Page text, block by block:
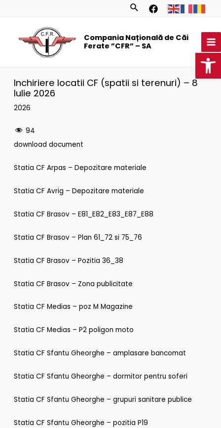
Search
Compania Națională de Căi
Ferate ”CFR” – SA
Inchiriere locatii CF (spatii si terenuri) – 8
Iulie 2026
2026
94
download document
Statia CF Arpas – Depozitare materiale
Statia CF Avrig – Depozitare materiale
Statia CF Brasov – E81_E82_E83_E87_E88
Statia CF Brasov – Plan 61_72 si 75_76
Statia CF Brasov – Pozitia 36_38
Statia CF Brasov – Zona publicitate
Statia CF Medias – poz M Magazine
Statia CF Medias – P2 poligon moto
Statia CF Sfantu Gheorghe – amplasare bancomat
Statia CF Sfantu Gheorghe – dormitor pentru soferi
Statia CF Sfantu Gheorghe – grupuri sanitare publice
Statia CF Sfantu Gheorghe – pozitia P19